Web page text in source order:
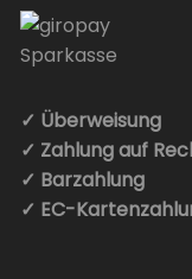
✓ Überweisung
✓ Zahlung auf
✓ Barzahlung
✓ EC-